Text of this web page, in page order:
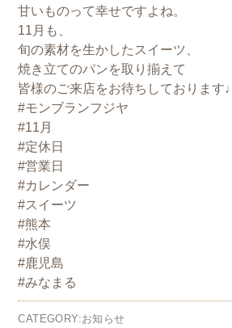
甘いものって幸せですよね。
11月も、
旬の素材を生かしたスイーツ、
焼き立てのパンを取り揃えて
皆様のご来店をお待ちしております♩
#モンブランフジヤ
#11月
#定休日
#営業日
#カレンダー
#スイーツ
#熊本
#水俣
#鹿児島
#みなまる
CATEGORY:お知らせ